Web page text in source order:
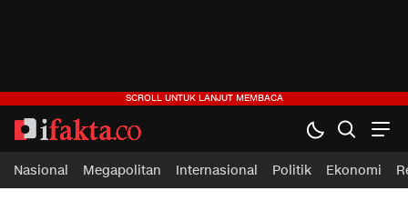
Nasional Megapolitan Internasional Politik Ekonomi